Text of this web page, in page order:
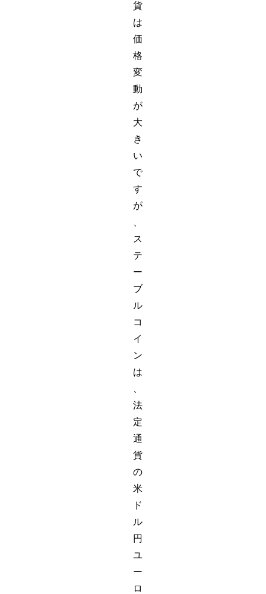
貨
は
価
格
変
動
が
大
き
い
で
す
が
ス
テ
ー
ブ
ル
コ
イ
ン
は
法
定
通
貨
の
米
ド
ル
円
ユ
ー
ロ